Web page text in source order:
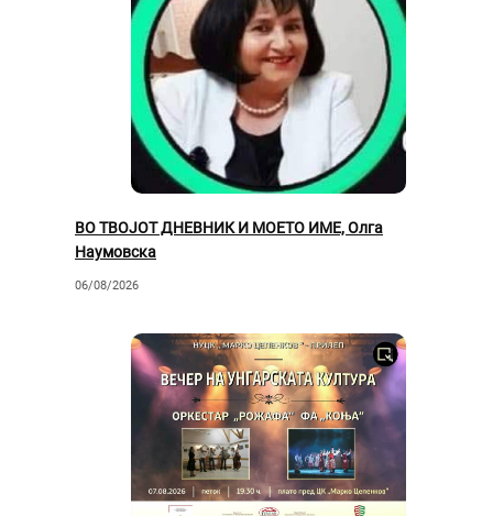
ВО ТВОЈОТ ДНЕВНИК И МОЕТО ИМЕ, Олга
Наумовска
06/08/2026